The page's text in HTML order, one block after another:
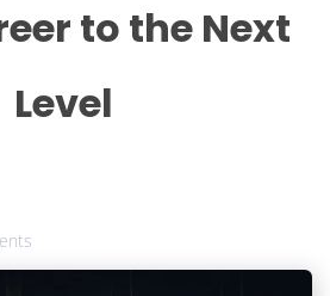
to the Next
Level